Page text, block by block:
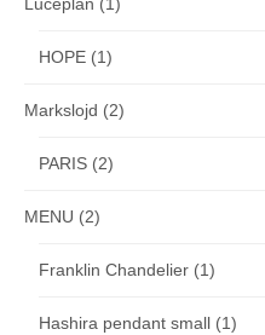
Luceplan (1)
HOPE (1)
Markslojd (2)
PARIS (2)
MENU (2)
Franklin Chandelier (1)
Hashira pendant small (1)